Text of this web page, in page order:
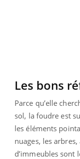
Les bons
Parce qu’elle
sol, la foudre est
les éléments
nuages, les
d’immeubles sont